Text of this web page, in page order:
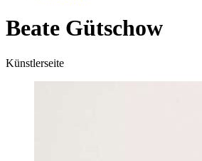
Beate Gütschow
Künstlerseite